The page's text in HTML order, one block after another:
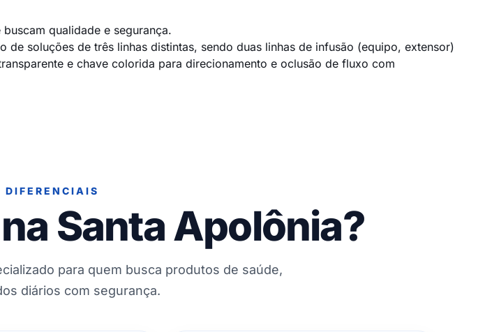
qualidade e segurança.
soluções de três linhas distintas, sendo duas linhas de infusão (equipo, extensor)
e chave colorida para direcionamento e oclusão de fluxo com
DIFERENCIAIS
Santa Apolônia?
para quem busca produtos de saúde,
diários com segurança.